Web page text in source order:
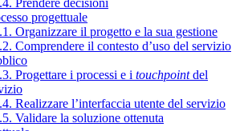
progettuale
Organizzare il progetto e la sua gestione
Comprendere il contesto d’uso del servizio
Progettare i processi e i touchpointdel
Realizzare l’interfaccia utente del servizio
Validare la soluzione ottenuta